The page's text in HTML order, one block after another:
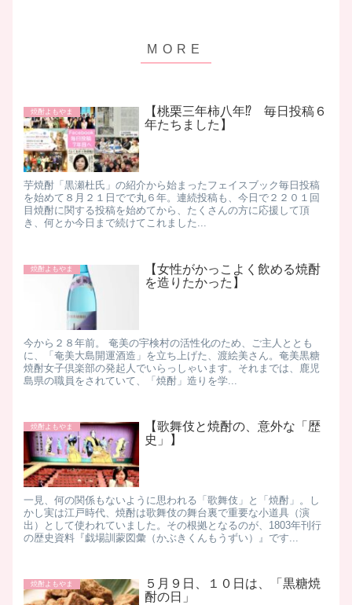
焼酎よもやま
【桃栗三年柿八年⁉ 毎日投稿６
年たちました】
芋焼酎「黒瀬杜氏」の紹介から始まったフェイスブック毎日投稿
を始めて８月２１日でで丸６年。連続投稿も、今日で２２０１回
目 ​ 焼酎に関する投稿を始めてから、たくさんの方に応援して頂
き、何とか今日まで続けてこれました ​ ...
焼酎よもやま
【女性がかっこよく飲める焼酎
を造りたかった】
今から２８年前。 奄美の宇検村の活性化のため、ご主人ととも
に、「奄美大島開運酒造」を立ち上げた、渡絵美さん。奄美黒糖
焼酎女子倶楽部の発起人でいらっしゃいます。 ​ それまでは、鹿児
島県の職員をされていて、「焼酎」造りを学...
焼酎よもやま
【歌舞伎と焼酎の、意外な「歴
史」】
一見、何の関係もないように思われる「歌舞伎」と「焼酎」。し
かし実は江戸時代、焼酎は歌舞伎の舞台裏で重要な小道具（演
出）として使われていました。 ​その根拠となるのが、1803年刊行
の歴史資料『戯場訓蒙図彙（かぶきくんもうずい）』です...
焼酎よもやま
５月９日、１０日は、「黒糖焼
酎の日」